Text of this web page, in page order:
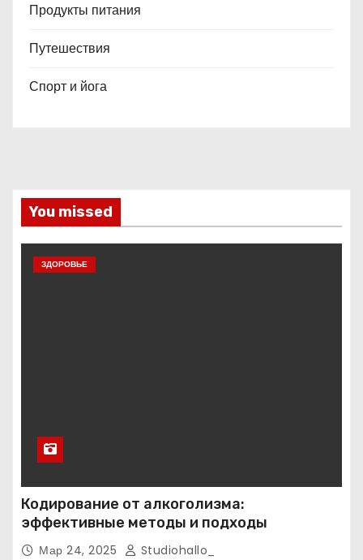
Продукты питания
Путешествия
Спорт и йога
You missed
ЗДОРОВЬЕ
Кодирование от алкоголизма:
эффективные методы и подходы
Мар 24, 2025 Studiohallo_